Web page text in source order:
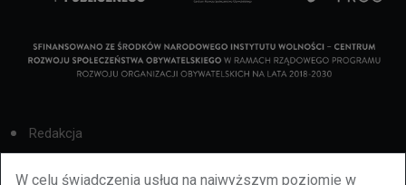
W celu świadczenia usług na najwyższym poziomie w
Redakcja
Cookies